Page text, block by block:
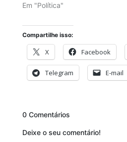
Em "Política"
Compartilhe isso:
X Facebook
Telegram E-mail
0 Comentários
Deixe o seu comentário!